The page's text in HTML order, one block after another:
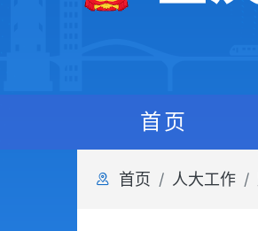
首页
首页 人大工作